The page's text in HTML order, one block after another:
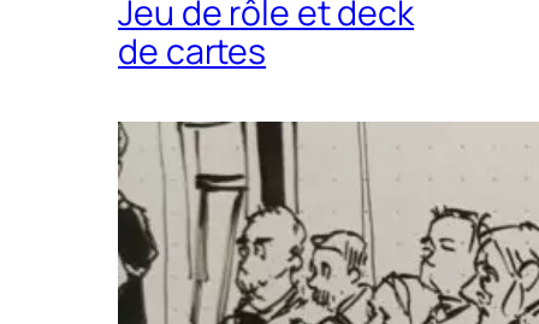
Jeu de rôle et deck
de cartes